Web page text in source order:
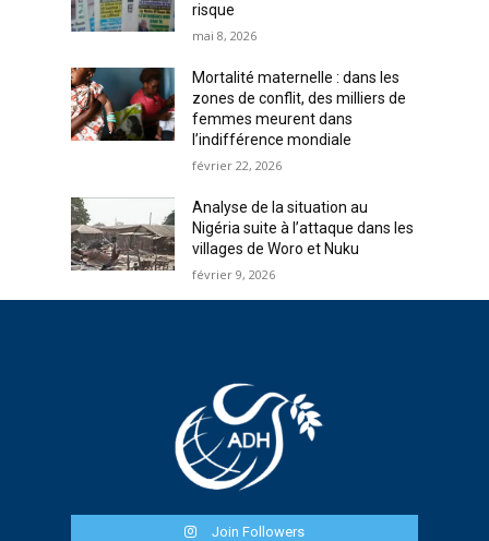
risque
mai 8, 2026
Mortalité maternelle : dans les
zones de conflit, des milliers de
femmes meurent dans
l’indifférence mondiale
février 22, 2026
Analyse de la situation au
Nigéria suite à l’attaque dans les
villages de Woro et Nuku
février 9, 2026
Join Followers